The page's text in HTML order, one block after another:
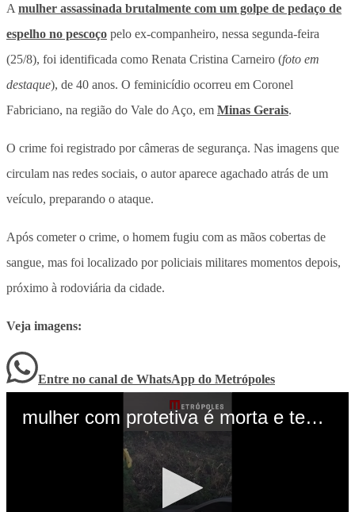
A mulher assassinada brutalmente com um golpe de pedaço de
espelho no pescoço pelo ex-companheiro, nessa segunda-feira
(25/8), foi identificada como Renata Cristina Carneiro (foto em
destaque), de 40 anos. O feminicídio ocorreu em Coronel
Fabriciano, na região do Vale do Aço, em Minas Gerais.
O crime foi registrado por câmeras de segurança. Nas imagens que
circulam nas redes sociais, o autor aparece agachado atrás de um
veículo, preparando o ataque.
Após cometer o crime, o homem fugiu com as mãos cobertas de
sangue, mas foi localizado por policiais militares momentos depois,
próximo à rodoviária da cidade.
Veja imagens:
Entre no canal de WhatsApp do Metrópoles